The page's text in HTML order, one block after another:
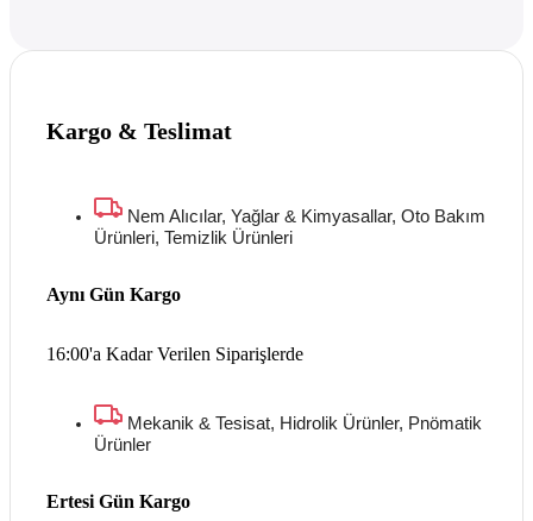
Kargo & Teslimat
Nem Alıcılar, Yağlar & Kimyasallar, Oto Bakım
Ürünleri, Temizlik Ürünleri
16:00'a Kadar Verilen Siparişlerde
Aynı Gün Kargo
Mekanik & Tesisat, Hidrolik Ürünler, Pnömatik
Ürünler
Ertesi Gün Kargo